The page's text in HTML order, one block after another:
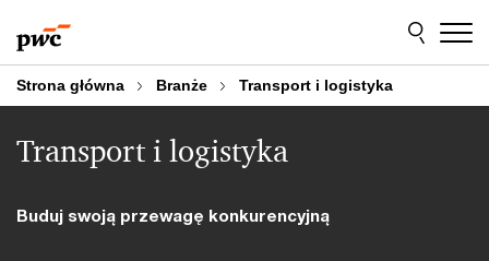
do
do
Strona główna Branże Transport i logistyka
Transport i logistyka
Buduj swoją przewagę konkurencyjną